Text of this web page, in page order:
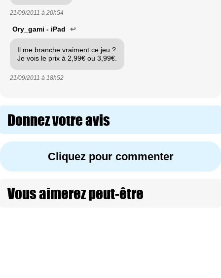
21/09/2011 à 20h54
Ory_gami - iPad ↩
Il me branche vraiment ce jeu ?
Je vois le prix à 2,99€ ou 3,99€.
21/09/2011 à 18h52
Donnez votre avis
Cliquez pour commenter
Vous aimerez peut-être